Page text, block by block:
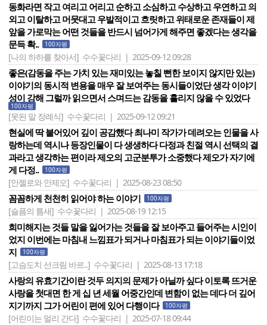
동화라면 작고 여리고 어리고 순하고 소심하고 수상하고 우연하고 의
외고 이탈하고 머뭇대고 우발적이고 흐릿하고 위태로운 존재들이 제
앞을 가로막는 어떤 것들을 반드시 넘어가게 해주면 좋겠다는 생각을
문득 확..
100자평
[나의 하하를 찾아서] 수수꽃다리 | 2025-09-12 09:28
좋은(감동을 주는 가치 있는 재미있는 놓칠 뻔한 보이지 않지만 있는)
이야기의 동시적 변용을 매우 잘 보여주는 동시들이었단 생각 이야기
성이 강해 그럴까 읽으면서 스며드는 감동을 흘리지 않을 수 있었다
100자평
[못된 말 장례식] 수수꽃다리 | 2025-09-12 09:21
현실에 딱 붙어있어 깊이 공감했다 최나미 작가가 데려오는 인물을 사
랑하는데 역시나 등장인물이 다 생생하다 다정과 친절 역시 선택의 결
과라고 생각하는 편이라 제오의 고군분투가 소중했다 제오가 자기에
게 다정..
100자평
[안젤로와 안제오] 수수꽃다리 | 2025-08-23 08:50
꼼꼼하게 천천히 읽어야 하는 이야기 100자평
[슬픔의 틈새] 수수꽃다리 | 2025-08-19 12:15
희미해지는 것들 말을 잃어가는 것들을 잘 보아주고 들어주는 시인이
었지 이번에는 마침내 느낌표가 되거나 마침표가 되는 이야기들이었
지
100자평
[고슴도치 선크림 바르..] 수수꽃다리 | 2025-08-13 17:18
사랑의 유효기간이란 것두 의지의 문제가 아닐까 싶다 이토록 뜨거운
사랑을 첫대면 한 게 십 년 세월 어중간인데 변함이 없는 데다 더 깊어
지기까지 그가 어린이 편에 있어 다행이다
100자평
[어린이는 멀리 간다] 수수꽃다리 | 2025-07-18 09:44